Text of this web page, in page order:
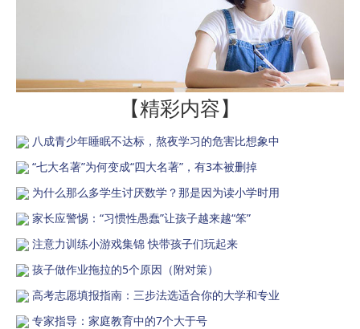
【精彩内容】
八成青少年睡眠不达标，熬夜学习的危害比想象中
“七大名著”为何变成“四大名著”，有3本被删掉
为什么那么多学生讨厌数学？那是因为读小学时用
家长应警惕：“习惯性愚蠢”让孩子越来越“笨”
注意力训练小游戏集锦 快带孩子们玩起来
孩子做作业拖拉的5个原因（附对策）
高考志愿填报指南：三步法选适合你的大学和专业
专家指导：家庭教育中的7个大于号